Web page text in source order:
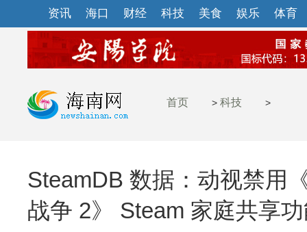
资讯 海口 财经 科技 美食 娱乐 体育
首页 > 科技 >
SteamDB 数据：动视禁用
战争 2》 Steam 家庭共享